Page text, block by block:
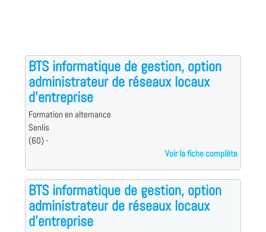
BTS informatique de gestion, option
administrateur de réseaux locaux
d'entreprise
Formation en alternance
Senlis
(60) -
Voir la fiche complète
BTS informatique de gestion, option
administrateur de réseaux locaux
d'entreprise